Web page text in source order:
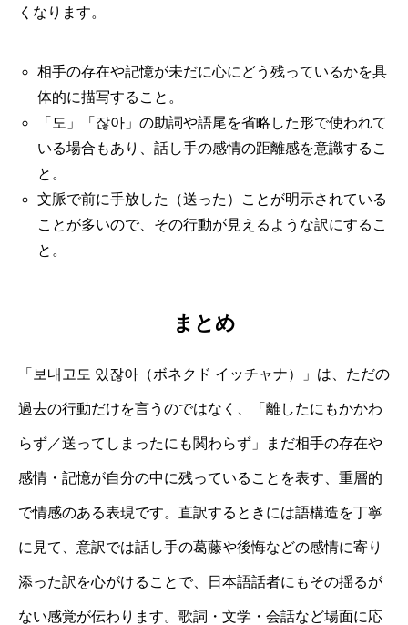
くなります。
相手の存在や記憶が未だに心にどう残っているかを具
体的に描写すること。
「도」「잖아」の助詞や語尾を省略した形で使われて
いる場合もあり、話し手の感情の距離感を意識するこ
と。
文脈で前に手放した（送った）ことが明示されている
ことが多いので、その行動が見えるような訳にするこ
と。
まとめ
「보내고도 있잖아（ボネクド イッチャナ）」は、ただの
過去の行動だけを言うのではなく、「離したにもかかわ
らず／送ってしまったにも関わらず」まだ相手の存在や
感情・記憶が自分の中に残っていることを表す、重層的
で情感のある表現です。直訳するときには語構造を丁寧
に見て、意訳では話し手の葛藤や後悔などの感情に寄り
添った訳を心がけることで、日本語話者にもその揺るが
ない感覚が伝わります。歌詞・文学・会話など場面に応